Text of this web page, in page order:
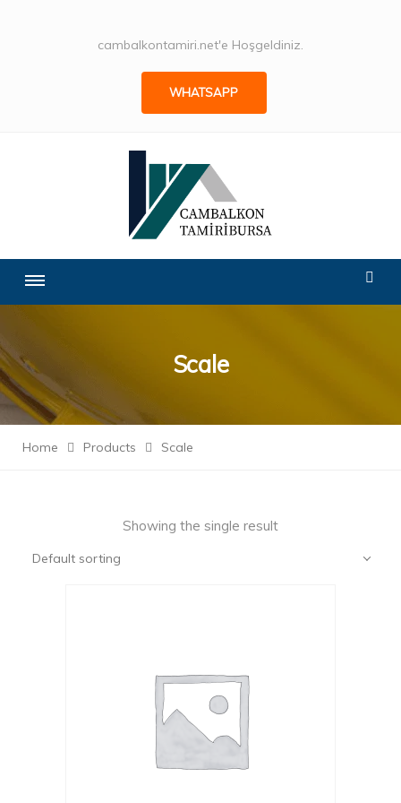
cambalkontamiri.net'e Hoşgeldiniz.
WHATSAPP
Scale
Home Products Scale
Showing the single result
Default sorting